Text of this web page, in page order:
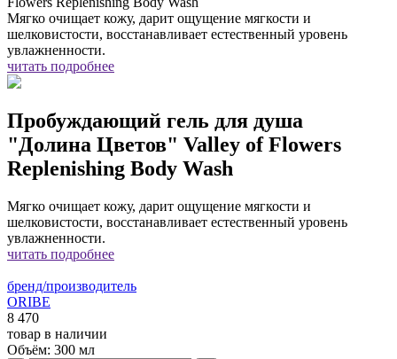
Мягко очищает кожу, дарит ощущение мягкости и
шелковистости, восстанавливает естественный уровень
увлажненности.
читать подробнее
Пробуждающий гель для душа
"Долина Цветов" Valley of Flowers
Replenishing Body Wash
Мягко очищает кожу, дарит ощущение мягкости и
шелковистости, восстанавливает естественный уровень
увлажненности.
читать подробнее
бренд/производитель
ORIBE
8 470
товар в наличии
Объём: 300 мл